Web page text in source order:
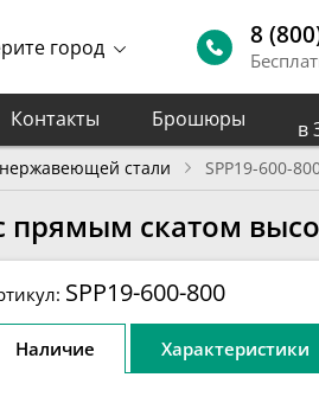
город 8
Контакты Брошюры
в
стали SPP19-600-
прямым скатом
SPP19-600-800
Наличие Характеристики